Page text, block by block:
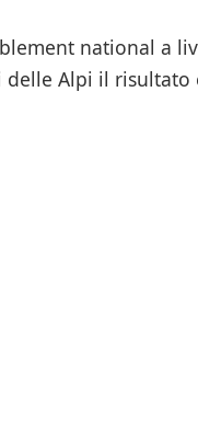
national a
Alpi il risultato